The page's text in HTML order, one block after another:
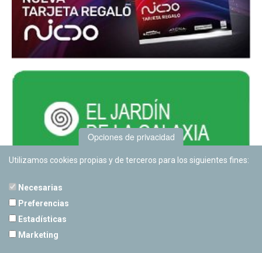
Opciones de privacidad
Utilizamos cookies propias y de terceros para los siguientes fines:
Necesarias
Preferencias
Estadísticas
Marketing